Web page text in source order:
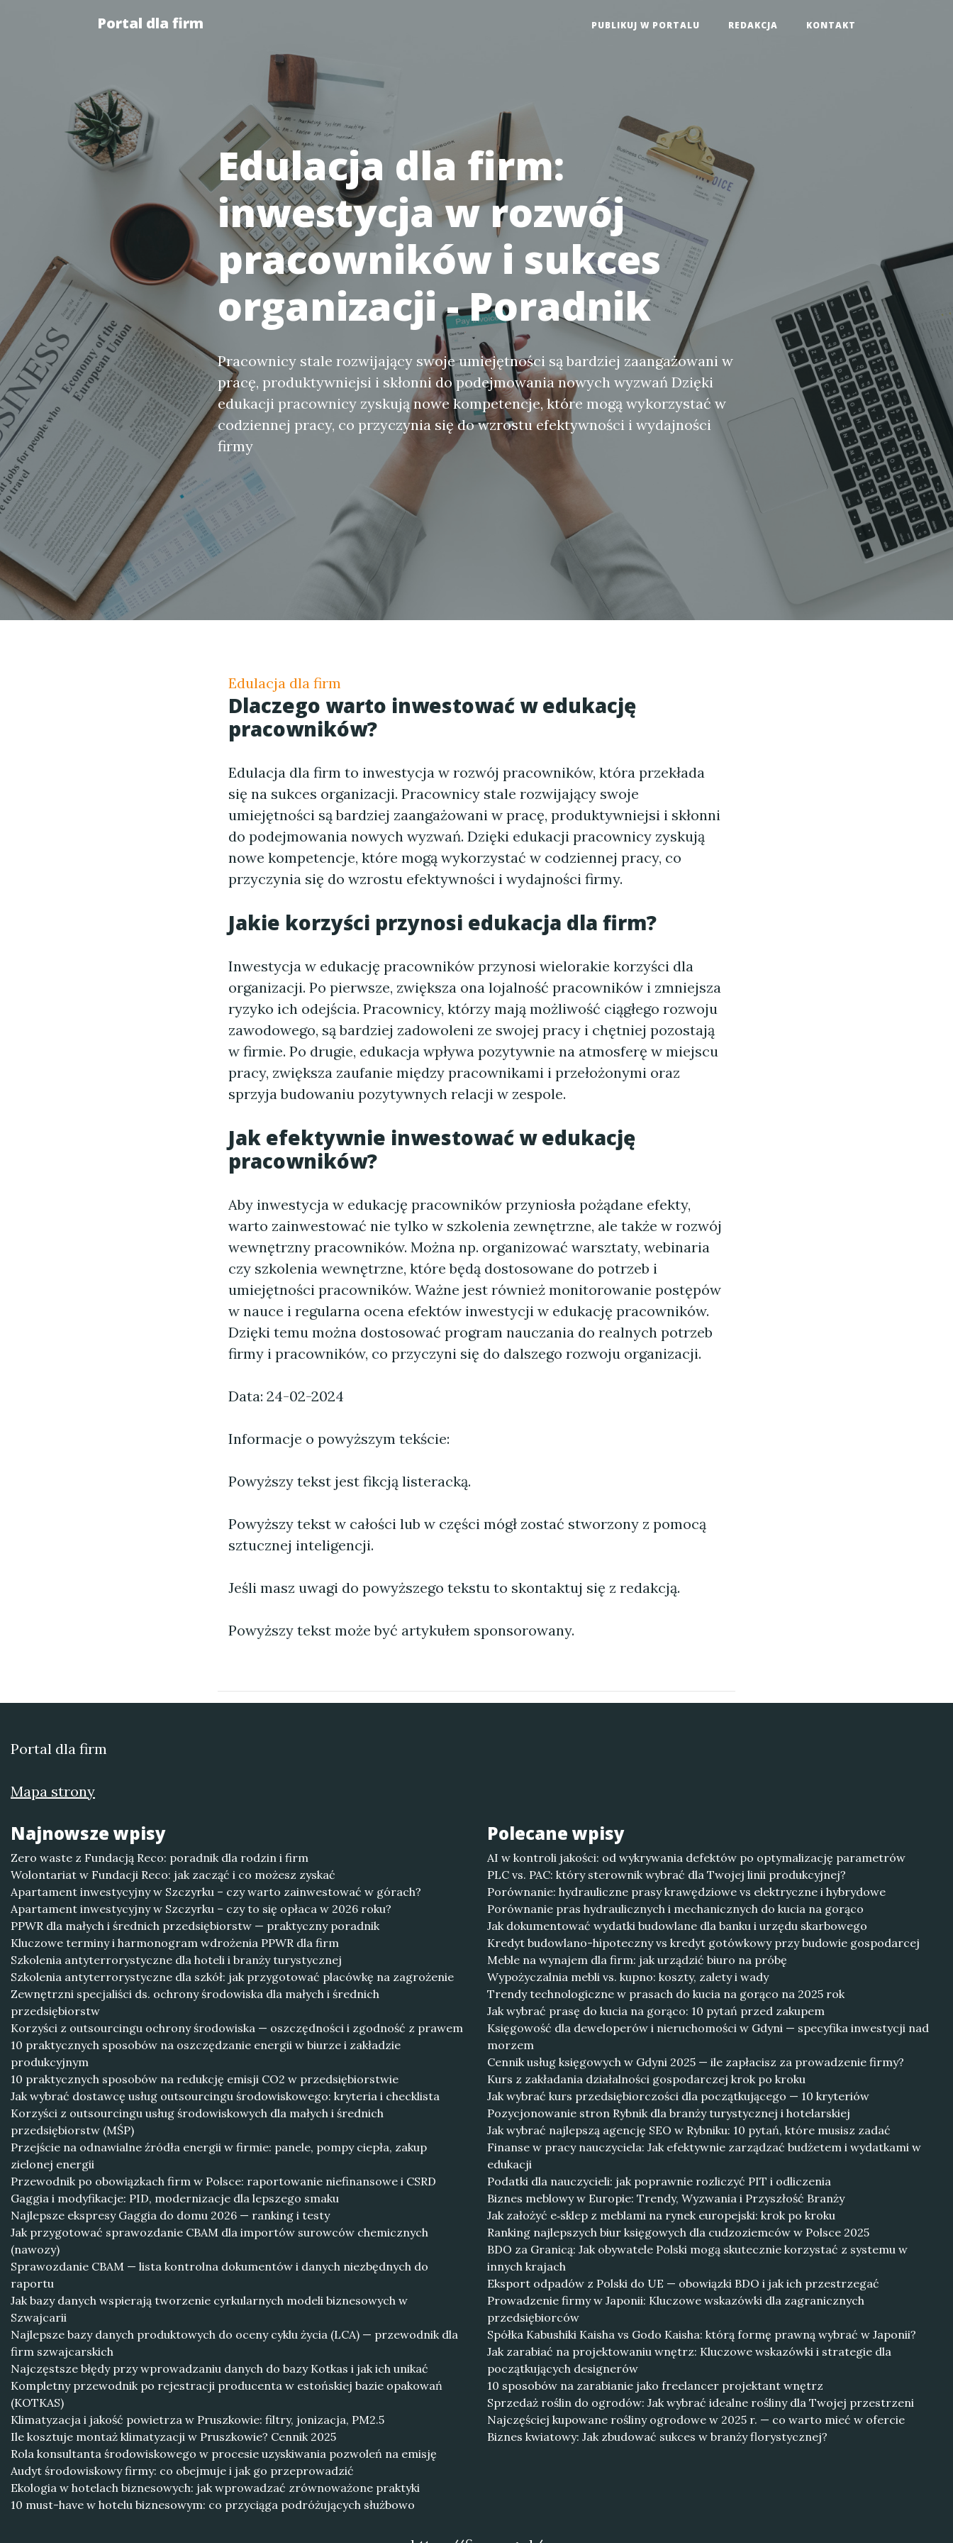
Portal dla firm PUBLIKUJ W PORTALU REDAKCJA KONTAKT
Edulacja dla firm:
inwestycja w rozwój
pracowników i sukces
organizacji - Poradnik
Pracownicy stale rozwijający swoje umiejętności są bardziej zaangażowani w
pracę, produktywniejsi i skłonni do podejmowania nowych wyzwań Dzięki
edukacji pracownicy zyskują nowe kompetencje, które mogą wykorzystać w
codziennej pracy, co przyczynia się do wzrostu efektywności i wydajności
firmy
Edulacja dla firm
Dlaczego warto inwestować w edukację
pracowników?
Edulacja dla firm to inwestycja w rozwój pracowników, która przekłada
się na sukces organizacji. Pracownicy stale rozwijający swoje
umiejętności są bardziej zaangażowani w pracę, produktywniejsi i skłonni
do podejmowania nowych wyzwań. Dzięki edukacji pracownicy zyskują
nowe kompetencje, które mogą wykorzystać w codziennej pracy, co
przyczynia się do wzrostu efektywności i wydajności firmy.
Jakie korzyści przynosi edukacja dla firm?
Inwestycja w edukację pracowników przynosi wielorakie korzyści dla
organizacji. Po pierwsze, zwiększa ona lojalność pracowników i zmniejsza
ryzyko ich odejścia. Pracownicy, którzy mają możliwość ciągłego rozwoju
zawodowego, są bardziej zadowoleni ze swojej pracy i chętniej pozostają
w firmie. Po drugie, edukacja wpływa pozytywnie na atmosferę w miejscu
pracy, zwiększa zaufanie między pracownikami i przełożonymi oraz
sprzyja budowaniu pozytywnych relacji w zespole.
Jak efektywnie inwestować w edukację
pracowników?
Aby inwestycja w edukację pracowników przyniosła pożądane efekty,
warto zainwestować nie tylko w szkolenia zewnętrzne, ale także w rozwój
wewnętrzny pracowników. Można np. organizować warsztaty, webinaria
czy szkolenia wewnętrzne, które będą dostosowane do potrzeb i
umiejętności pracowników. Ważne jest również monitorowanie postępów
w nauce i regularna ocena efektów inwestycji w edukację pracowników.
Dzięki temu można dostosować program nauczania do realnych potrzeb
firmy i pracowników, co przyczyni się do dalszego rozwoju organizacji.
Data: 24-02-2024
Informacje o powyższym tekście:
Powyższy tekst jest fikcją listeracką.
Powyższy tekst w całości lub w części mógł zostać stworzony z pomocą
sztucznej inteligencji.
Jeśli masz uwagi do powyższego tekstu to skontaktuj się z redakcją.
Powyższy tekst może być artykułem sponsorowany.
Portal dla firm
Mapa strony
Najnowsze wpisy
Zero waste z Fundacją Reco: poradnik dla rodzin i firm
Wolontariat w Fundacji Reco: jak zacząć i co możesz zyskać
Apartament inwestycyjny w Szczyrku – czy warto zainwestować w górach?
Apartament inwestycyjny w Szczyrku – czy to się opłaca w 2026 roku?
PPWR dla małych i średnich przedsiębiorstw — praktyczny poradnik
Kluczowe terminy i harmonogram wdrożenia PPWR dla firm
Szkolenia antyterrorystyczne dla hoteli i branży turystycznej
Szkolenia antyterrorystyczne dla szkół: jak przygotować placówkę na zagrożenie
Zewnętrzni specjaliści ds. ochrony środowiska dla małych i średnich
przedsiębiorstw
Korzyści z outsourcingu ochrony środowiska — oszczędności i zgodność z prawem
10 praktycznych sposobów na oszczędzanie energii w biurze i zakładzie
produkcyjnym
10 praktycznych sposobów na redukcję emisji CO2 w przedsiębiorstwie
Jak wybrać dostawcę usług outsourcingu środowiskowego: kryteria i checklista
Korzyści z outsourcingu usług środowiskowych dla małych i średnich
przedsiębiorstw (MŚP)
Przejście na odnawialne źródła energii w firmie: panele, pompy ciepła, zakup
zielonej energii
Przewodnik po obowiązkach firm w Polsce: raportowanie niefinansowe i CSRD
Gaggia i modyfikacje: PID, modernizacje dla lepszego smaku
Najlepsze ekspresy Gaggia do domu 2026 — ranking i testy
Jak przygotować sprawozdanie CBAM dla importów surowców chemicznych
(nawozy)
Sprawozdanie CBAM — lista kontrolna dokumentów i danych niezbędnych do
raportu
Jak bazy danych wspierają tworzenie cyrkularnych modeli biznesowych w
Szwajcarii
Najlepsze bazy danych produktowych do oceny cyklu życia (LCA) — przewodnik dla
firm szwajcarskich
Najczęstsze błędy przy wprowadzaniu danych do bazy Kotkas i jak ich unikać
Kompletny przewodnik po rejestracji producenta w estońskiej bazie opakowań
(KOTKAS)
Klimatyzacja i jakość powietrza w Pruszkowie: filtry, jonizacja, PM2.5
Ile kosztuje montaż klimatyzacji w Pruszkowie? Cennik 2025
Rola konsultanta środowiskowego w procesie uzyskiwania pozwoleń na emisję
Audyt środowiskowy firmy: co obejmuje i jak go przeprowadzić
Ekologia w hotelach biznesowych: jak wprowadzać zrównoważone praktyki
10 must-have w hotelu biznesowym: co przyciąga podróżujących służbowo
Polecane wpisy
AI w kontroli jakości: od wykrywania defektów po optymalizację parametrów
PLC vs. PAC: który sterownik wybrać dla Twojej linii produkcyjnej?
Porównanie: hydrauliczne prasy krawędziowe vs elektryczne i hybrydowe
Porównanie pras hydraulicznych i mechanicznych do kucia na gorąco
Jak dokumentować wydatki budowlane dla banku i urzędu skarbowego
Kredyt budowlano-hipoteczny vs kredyt gotówkowy przy budowie gospodarcej
Meble na wynajem dla firm: jak urządzić biuro na próbę
Wypożyczalnia mebli vs. kupno: koszty, zalety i wady
Trendy technologiczne w prasach do kucia na gorąco na 2025 rok
Jak wybrać prasę do kucia na gorąco: 10 pytań przed zakupem
Księgowość dla deweloperów i nieruchomości w Gdyni — specyfika inwestycji nad
morzem
Cennik usług księgowych w Gdyni 2025 — ile zapłacisz za prowadzenie firmy?
Kurs z zakładania działalności gospodarczej krok po kroku
Jak wybrać kurs przedsiębiorczości dla początkującego — 10 kryteriów
Pozycjonowanie stron Rybnik dla branży turystycznej i hotelarskiej
Jak wybrać najlepszą agencję SEO w Rybniku: 10 pytań, które musisz zadać
Finanse w pracy nauczyciela: Jak efektywnie zarządzać budżetem i wydatkami w
edukacji
Podatki dla nauczycieli: jak poprawnie rozliczyć PIT i odliczenia
Biznes meblowy w Europie: Trendy, Wyzwania i Przyszłość Branży
Jak założyć e‑sklep z meblami na rynek europejski: krok po kroku
Ranking najlepszych biur księgowych dla cudzoziemców w Polsce 2025
BDO za Granicą: Jak obywatele Polski mogą skutecznie korzystać z systemu w
innych krajach
Eksport odpadów z Polski do UE — obowiązki BDO i jak ich przestrzegać
Prowadzenie firmy w Japonii: Kluczowe wskazówki dla zagranicznych
przedsiębiorców
Spółka Kabushiki Kaisha vs Godo Kaisha: którą formę prawną wybrać w Japonii?
Jak zarabiać na projektowaniu wnętrz: Kluczowe wskazówki i strategie dla
początkujących designerów
10 sposobów na zarabianie jako freelancer projektant wnętrz
Sprzedaż roślin do ogrodów: Jak wybrać idealne rośliny dla Twojej przestrzeni
Najczęściej kupowane rośliny ogrodowe w 2025 r. — co warto mieć w ofercie
Biznes kwiatowy: Jak zbudować sukces w branży florystycznej?